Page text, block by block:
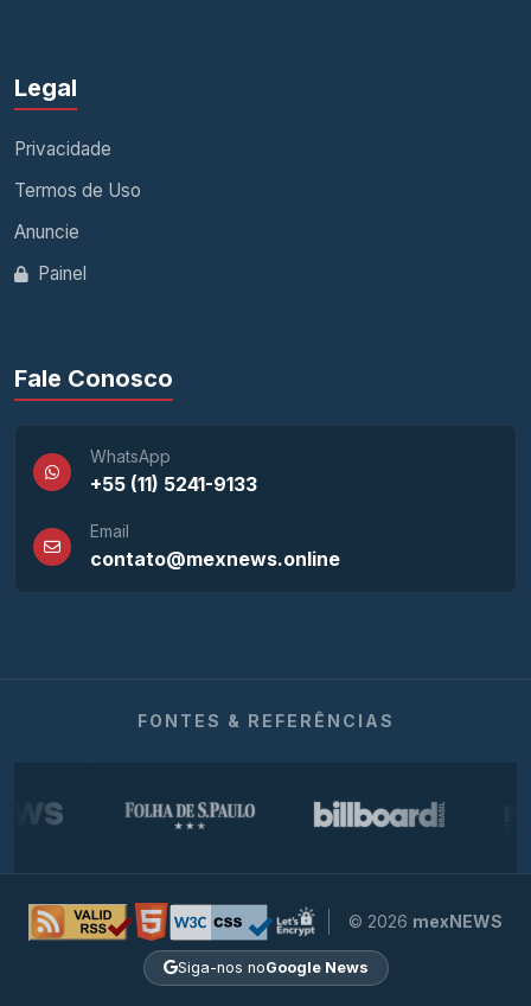
Legal
Privacidade
Termos de Uso
Anuncie
Painel
Fale Conosco
WhatsApp
+55 (11) 5241-9133
Email
contato@mexnews.online
FONTES & REFERÊNCIAS
© 2026 mexNEWS
Siga-nos noGoogle News